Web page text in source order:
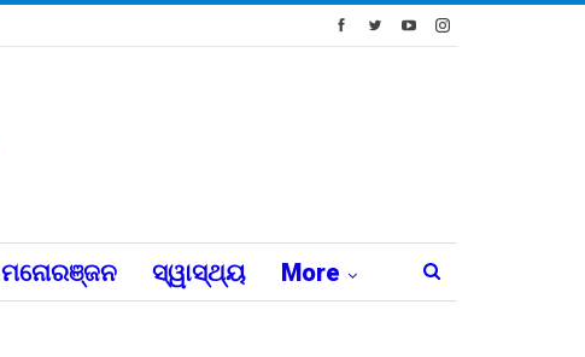
ମନୋରଞ୍ଜନ ସ୍ୱାସ୍ଥ୍ୟ More